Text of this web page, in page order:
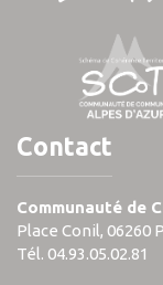
Contact
Communauté de
Place Conil, 06260
Tél. 04.93.05.02.81